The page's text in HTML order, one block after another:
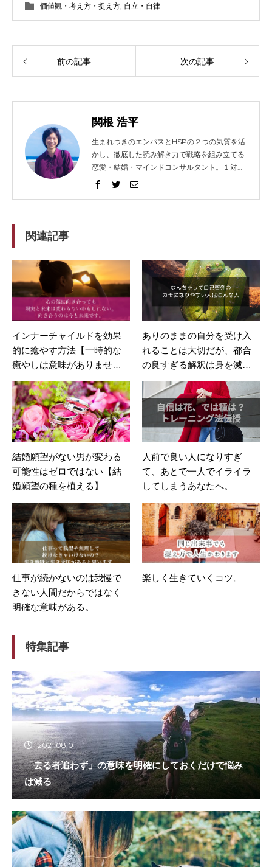
価値観・考え方・捉え方 自立・自律
前の記事 次の記事
関根 浩平
生まれつきのエンパスとHSPの２つの気質を活
かし、徹底した読み解き力で戦略を組み立てる
恋愛・結婚・マインドコンサルタント。１対１
でガッツリ語り合うセッションとコンテンツ発
ージ制作もしてますが、WEBデザイナーでは
ないのです。
関連記事
インナーチャイルドを効果
的に癒やす方法【一時的な
癒やしは意味がありませ
ん】
ありのままの自分を受け入
れることは大切だが、都合
の良すぎる解釈は身を滅ぼ
す。
結婚願望がない男が変わる
可能性はゼロではない【結
婚願望の種を植える】
人前で良い人になりすぎ
て、あとで一人でイライラ
してしまうあなたへ。
仕事が続かないのは我慢で
きない人間だからではなく
明確な意味がある。
楽しく生きていくコツ。
特集記事
2021.08.01
「去る者追わず」の意味を明確にしておくだけで悩み
は減る